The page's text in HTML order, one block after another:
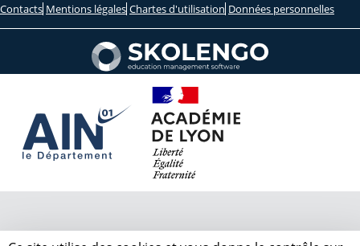
Contacts Mentions légales Chartes d'utilisation Données personnelles